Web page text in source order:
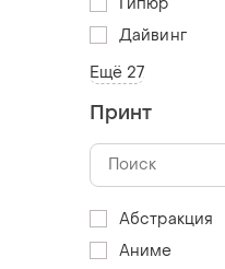
Дайвинг
Ещё 27
Принт
Абстракция
Аниме